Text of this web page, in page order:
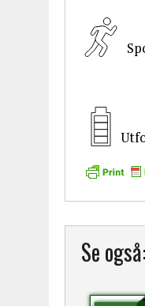
Se også: